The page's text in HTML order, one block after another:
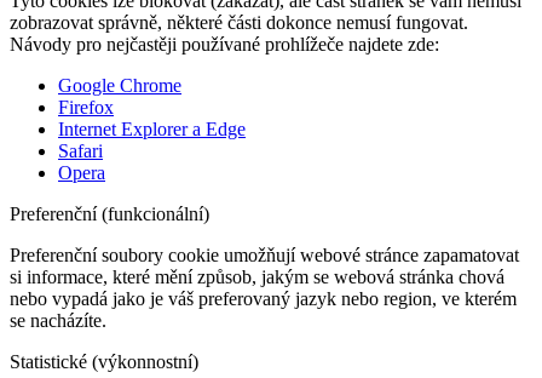
zobrazovat správně, některé části dokonce nemusí fungovat.
Návody pro nejčastěji používané prohlížeče najdete zde:
Google Chrome
Firefox
Internet Explorer a Edge
Safari
Opera
Preferenční (funkcionální)
Preferenční soubory cookie umožňují webové stránce zapamatovat
si informace, které mění způsob, jakým se webová stránka chová
nebo vypadá jako je váš preferovaný jazyk nebo region, ve kterém
se nacházíte.
Statistické (výkonnostní)